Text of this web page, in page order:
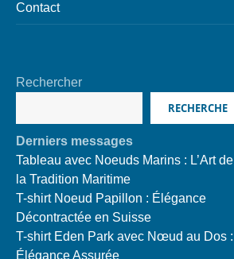
Contact
Rechercher
RECHERCHE
Derniers messages
Tableau avec Noeuds Marins : L’Art de
la Tradition Maritime
T-shirt Noeud Papillon : Élégance
Décontractée en Suisse
T-shirt Eden Park avec Nœud au Dos :
Élégance Assurée